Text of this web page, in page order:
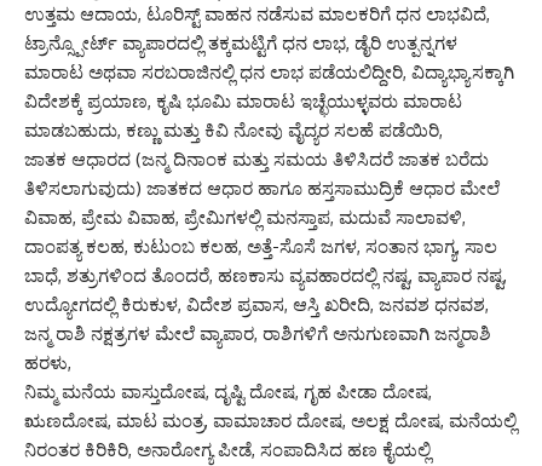
ಉತ್ತಮ ಆದಾಯ, ಟೂರಿಸ್ಟ್ ವಾಹನ ನಡೆಸುವ ಮಾಲಕರಿಗೆ ಧನ ಲಾಭವಿದೆ,
ಟ್ರಾನ್ಸ್ಪೋರ್ಟ್ ವ್ಯಾಪಾರದಲ್ಲಿ ತಕ್ಕಮಟ್ಟಿಗೆ ಧನ ಲಾಭ, ಡೈರಿ ಉತ್ಪನ್ನಗಳ
ಮಾರಾಟ ಅಥವಾ ಸರಬರಾಜಿನಲ್ಲಿ ಧನ ಲಾಭ ಪಡೆಯಲಿದ್ದೀರಿ, ವಿದ್ಯಾಭ್ಯಾಸಕ್ಕಾಗಿ
ವಿದೇಶಕ್ಕೆ ಪ್ರಯಾಣ, ಕೃಷಿ ಭೂಮಿ ಮಾರಾಟ ಇಚ್ಛೆಯುಳ್ಳವರು ಮಾರಾಟ
ಮಾಡಬಹುದು, ಕಣ್ಣು ಮತ್ತು ಕಿವಿ ನೋವು ವೈದ್ಯರ ಸಲಹೆ ಪಡೆಯಿರಿ,
ಜಾತಕ ಆಧಾರದ (ಜನ್ಮ ದಿನಾಂಕ ಮತ್ತು ಸಮಯ ತಿಳಿಸಿದರೆ ಜಾತಕ ಬರೆದು
ತಿಳಿಸಲಾಗುವುದು) ಜಾತಕದ ಆಧಾರ ಹಾಗೂ ಹಸ್ತಸಾಮುದ್ರಿಕೆ ಆಧಾರ ಮೇಲೆ
ವಿವಾಹ, ಪ್ರೇಮ ವಿವಾಹ, ಪ್ರೇಮಿಗಳಲ್ಲಿ ಮನಸ್ತಾಪ, ಮದುವೆ ಸಾಲಾವಳಿ,
ದಾಂಪತ್ಯ ಕಲಹ, ಕುಟುಂಬ ಕಲಹ, ಅತ್ತೆ-ಸೊಸೆ ಜಗಳ, ಸಂತಾನ ಭಾಗ್ಯ, ಸಾಲ
ಬಾಧೆ, ಶತ್ರುಗಳಿಂದ ತೊಂದರೆ, ಹಣಕಾಸು ವ್ಯವಹಾರದಲ್ಲಿ ನಷ್ಟ, ವ್ಯಾಪಾರ ನಷ್ಟ,
ಉದ್ಯೋಗದಲ್ಲಿ ಕಿರುಕುಳ, ವಿದೇಶ ಪ್ರವಾಸ, ಆಸ್ತಿ ಖರೀದಿ, ಜನವಶ ಧನವಶ,
ಜನ್ಮ ರಾಶಿ ನಕ್ಷತ್ರಗಳ ಮೇಲೆ ವ್ಯಾಪಾರ, ರಾಶಿಗಳಿಗೆ ಅನುಗುಣವಾಗಿ ಜನ್ಮರಾಶಿ
ಹರಳು,
ನಿಮ್ಮ ಮನೆಯ ವಾಸ್ತುದೋಷ, ದೃಷ್ಟಿ ದೋಷ, ಗೃಹ ಪೀಡಾ ದೋಷ,
ಋಣದೋಷ, ಮಾಟ ಮಂತ್ರ, ವಾಮಾಚಾರ ದೋಷ, ಅಲಕ್ಷ ದೋಷ, ಮನೆಯಲ್ಲಿ
ನಿರಂತರ ಕಿರಿಕಿರಿ, ಅನಾರೋಗ್ಯ ಪೀಡೆ, ಸಂಪಾದಿಸಿದ ಹಣ ಕೈಯಲ್ಲಿ